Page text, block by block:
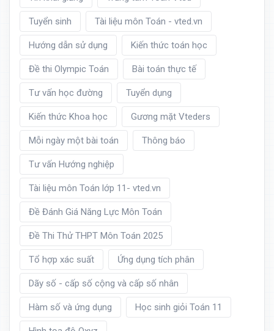
Tuyển sinh Tài liệu môn Toán - vted.vn
Hướng dẫn sử dụng Kiến thức toán học
Đề thi Olympic Toán Bài toán thực tế
Tư vấn học đường Tuyển dụng
Kiến thức Khoa học Gương mặt Vteders
Mỗi ngày một bài toán Thông báo
Tư vấn Hướng nghiệp
Tài liệu môn Toán lớp 11- vted.vn
Đề Đánh Giá Năng Lực Môn Toán
Đề Thi Thử THPT Môn Toán 2025
Tổ hợp xác suất Ứng dụng tích phân
Dãy số - cấp số cộng và cấp số nhân
Hàm số và ứng dụng Học sinh giỏi Toán 11